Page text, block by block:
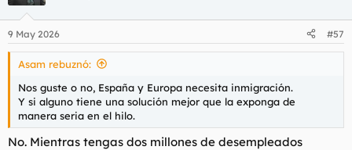
e
s
9 May 2026 #57
Asam rebuznó:
Nos guste o no, España y Europa necesita inmigración.
Y si alguno tiene una solución mejor que la exponga de
manera seria en el hilo.
No. Mientras tengas dos millones de desempleados